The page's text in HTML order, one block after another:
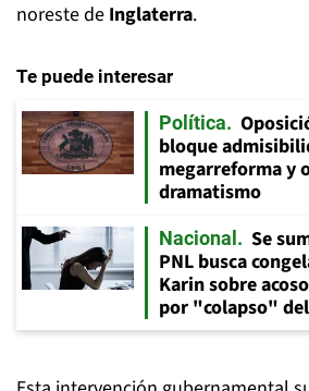
noreste de Inglaterra.
Te puede interesar
Política
bloque
megarreforma y
dramatismo
Nacional
Se
PNL busca
Karin sobre
por "colapso"